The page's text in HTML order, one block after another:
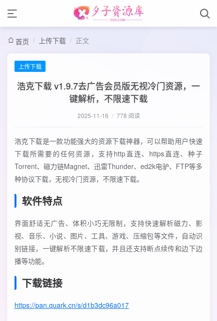
首页 / 上传下载 / 正文
上传下载
浩克下载 v1.9.7去广告会员版无视冷门资源，一
键解析，不限速下载
2025-11-16 / 778 阅读
浩克下载是一款功能强大的资源下载神器，可以帮助用户快速
下载所需要的任何资源，支持http直连、https直连、种子
Torrent、磁力链Magnet、迅雷Thunder、ed2k电驴、FTP等多
种协议下载，无视冷门资源，不限速下载。
软件特点
界面舒适无广告、体积小巧无限制，支持快速解析磁力、影
视、音乐、小说、图片、工具、游戏、压缩包等文件，自动识
别链接，一键解析不限速下载，并且还支持断点续传和边下边
播等功能。
下载链接
https://pan.quark.cn/s/d1b3dc96a017